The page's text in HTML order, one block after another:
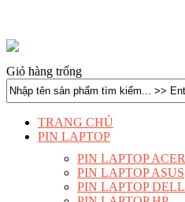
Giỏ hàng trống
TRANG CHỦ
PIN LAPTOP
PIN LAPTOP ACER
PIN LAPTOP ASUS
PIN LAPTOP DELL